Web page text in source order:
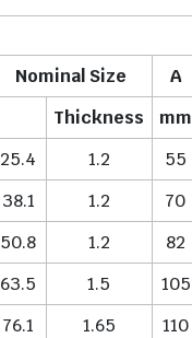
Nominal Size A
Thickness
mm
25.4
1.2 55
38.1
1.2 70
50.8
1.2 82
63.5
1.5 105
76.1
1.65 110